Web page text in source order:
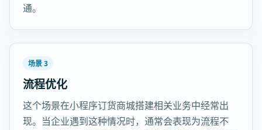
通。
场景 3
流程优化
这个场景在小程序订货商城搭建相关业务中经常出
现。当企业遇到这种情况时，通常会表现为流程不